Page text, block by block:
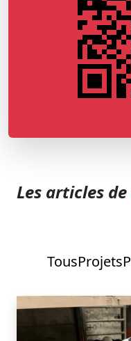
Les articles de
TousProjets